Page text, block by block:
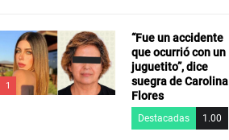
1
“Fue un accidente
que ocurrió con un
juguetito”, dice
suegra de Carolina
Flores
Destacadas 1.00